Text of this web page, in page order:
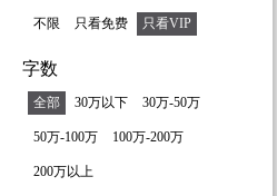
不限 只看免费 只看VIP
字数
全部 30万以下 30万-50万
50万-100万 100万-200万
200万以上